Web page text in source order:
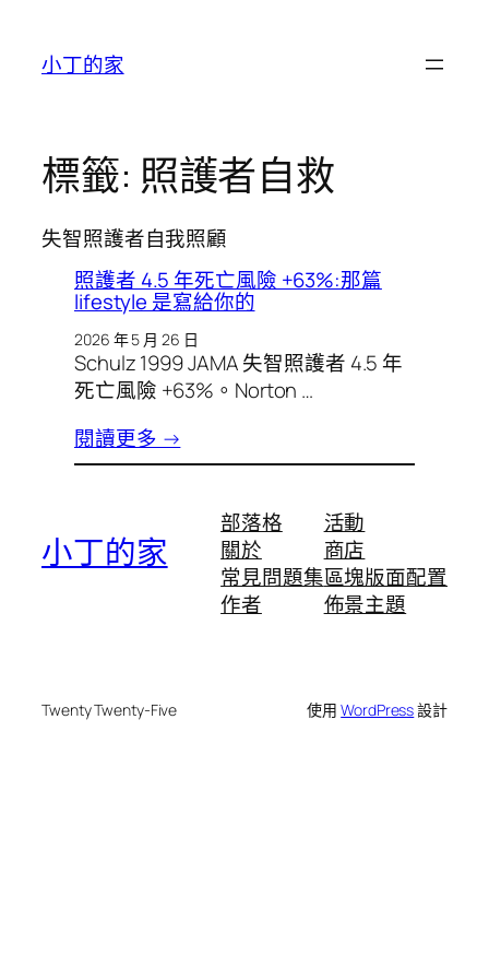
小丁的家
標籤: 照護者自救
失智照護者自我照顧
照護者 4.5 年死亡風險 +63%:那篇
lifestyle 是寫給你的
2026 年 5 月 26 日
Schulz 1999 JAMA 失智照護者 4.5 年
死亡風險 +63%。Norton …
閱讀更多 →
小丁的家
部落格
關於
常見問題集
作者
活動
商店
區塊版面配置
佈景主題
Twenty Twenty-Five 使用WordPress設計